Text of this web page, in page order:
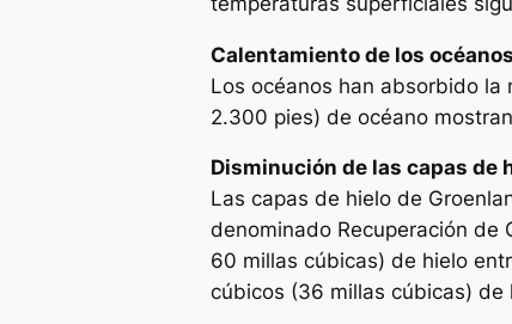
Calentamiento de los océanos
Los océanos han absorbido
2.300 pies) de océano
Disminución de las capas de
Las capas de hielo de
denominado Recuperación de
60 millas cúbicas) de hielo
cúbicos (36 millas cúbicas)